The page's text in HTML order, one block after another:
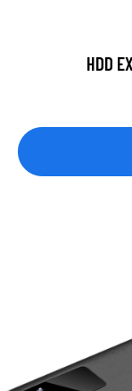
HDD